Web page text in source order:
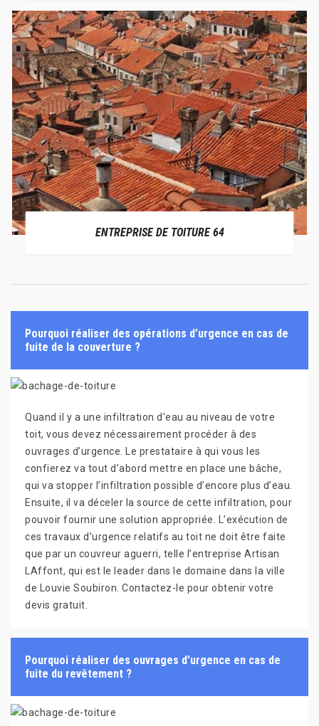
ENTREPRISE DE TOITURE 64
Pourquoi réaliser des opérations d’urgence en cas de
fuite de la couverture ?
Quand il y a une infiltration d'eau au niveau de votre
toit, vous devez nécessairement procéder à des
ouvrages d’urgence. Le prestataire à qui vous les
confierez va tout d’abord mettre en place une bâche,
qui va stopper l’infiltration possible d’encore plus d’eau.
Ensuite, il va déceler la source de cette infiltration, pour
pouvoir fournir une solution appropriée. L’exécution de
ces travaux d’urgence relatifs au toit ne doit être faite
que par un couvreur aguerri, telle l’entreprise Artisan
LAffont, qui est le leader dans le domaine dans la ville
de Louvie Soubiron. Contactez-le pour obtenir votre
devis gratuit.
Pourquoi réaliser des ouvrages d’urgence en cas de
fuite du revêtement ?